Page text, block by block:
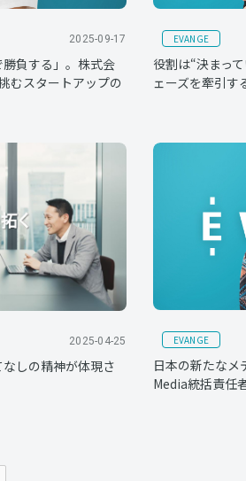
2025-09-17
勝負する」。株式会
むスタートアップの
EVANGE
役割は“決まっ
ェーズを牽引す
2025-04-25
しの精神が体現さ
EVANGE
日本の新たなメ
Media統括責任